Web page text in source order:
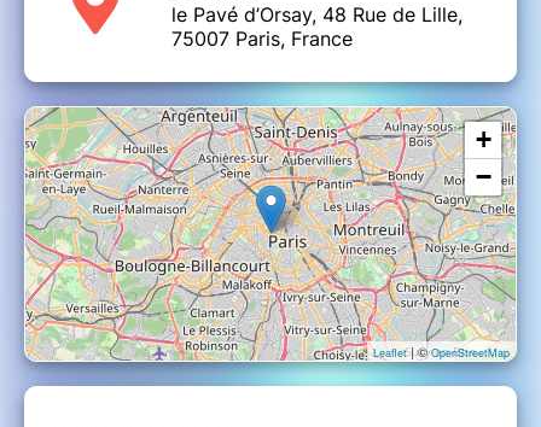
le Pavé d’Orsay, 48 Rue de Lille,
75007 Paris, France
+
−
Leaflet| ©OpenStreetMap